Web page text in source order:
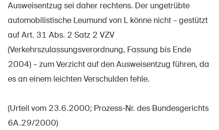
Ausweisentzug sei daher rechtens. Der ungetrübte
automobilistische Leumund von L könne nicht – gestützt
auf Art. 31 Abs. 2 Satz 2 VZV
(Verkehrszulassungsverordnung, Fassung bis Ende
2004) – zum Verzicht auf den Ausweisentzug führen, da
es an einem leichten Verschulden fehle.
(Urteil vom 23.6.2000; Prozess-Nr. des Bundesgerichts
6A.29/2000)